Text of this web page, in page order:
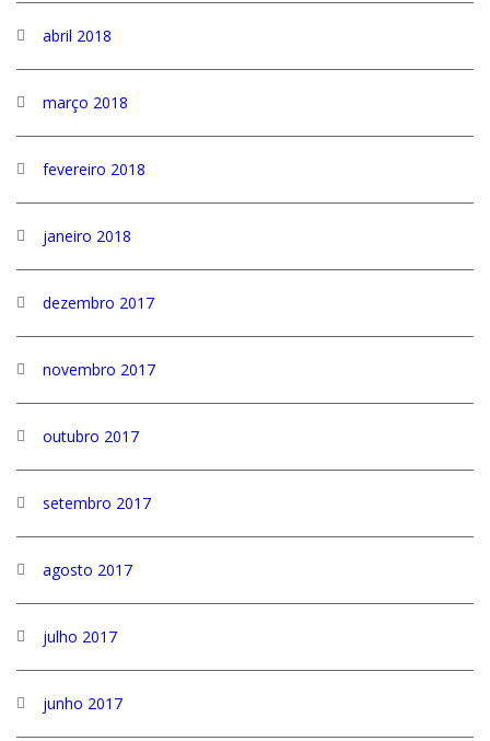
abril 2018
março 2018
fevereiro 2018
janeiro 2018
dezembro 2017
novembro 2017
outubro 2017
setembro 2017
agosto 2017
julho 2017
junho 2017